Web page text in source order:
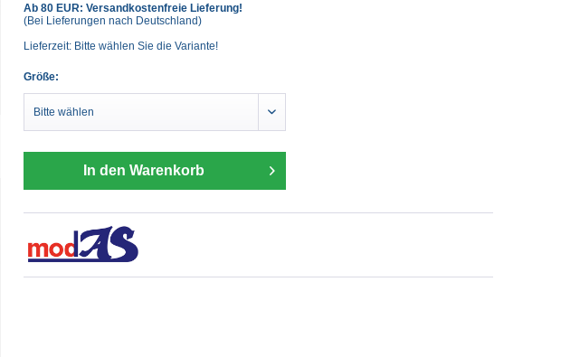
Ab 80 EUR: Versandkostenfreie Lieferung!
(Bei Lieferungen nach Deutschland)
Lieferzeit: Bitte wählen Sie die Variante!
Größe:
In den Warenkorb